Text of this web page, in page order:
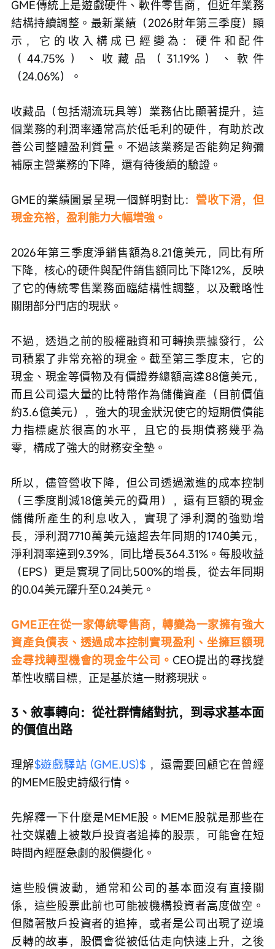
GME傳統上是遊戲硬件、軟件零售商，但近年業務
結構持續調整。最新業績（2026財年第三季度）顯
示，它的收入構成已經變為：硬件和配件
（44.75%）、收藏品（31.19%）、軟件
（24.06%）。
收藏品（包括潮流玩具等）業務佔比顯著提升，這
個業務的利潤率通常高於低毛利的硬件，有助於改
善公司整體盈利質量。不過該業務是否能夠足夠彌
補原主營業務的下降，還有待後續的驗證。
GME的業績圖景呈現一個鮮明對比： 營收下滑，但
現金充裕，盈利能力大幅增強。
2026年第三季度淨銷售額為8.21億美元，同比有所
下降，核心的硬件與配件銷售額同比下降12%，反映
了它的傳統零售業務面臨結構性調整，以及戰略性
關閉部分門店的現狀。
不過，透過之前的股權融資和可轉換票據發行，公
司積累了非常充裕的現金。截至第三季度末，它的
現金、現金等價物及有價證券總額高達88億美元，
而且公司還大量的比特幣作為儲備資產（目前價值
約3.6億美元），強大的現金狀況使它的短期償債能
力指標處於很高的水平，且它的長期債務幾乎為
零，構成了強大的財務安全墊。
所以，儘管營收下降，但公司透過激進的成本控制
（三季度削減18億美元的費用），還有巨額的現金
儲備所產生的利息收入，實現了淨利潤的強勁增
長，淨利潤7710萬美元遠超去年同期的1740美元，
淨利潤率達到9.39%，同比增長364.31%。每股收益
（EPS）更是實現了同比500%的增長，從去年同期
的0.04美元躍升至0.24美元。
GME正在從一家傳統零售商，轉變為一家擁有強大
資產負債表、透過成本控制實現盈利、坐擁巨額現
金尋找轉型機會的現金牛公司。 CEO提出的尋找變
革性收購目標，正是基於這一財務現狀。
3、敘事轉向：從社群情緒對抗，到尋求基本面
的價值出路
理解$遊戲驛站 (GME.US)$ ，還需要回顧它在曾經
的MEME股史詩級行情。
先解釋一下什麼是MEME股。MEME股就是那些在
社交媒體上被散戶投資者追捧的股票，可能會在短
時間內經歷急劇的股價變化。
這些股價波動，通常和公司的基本面沒有直接關
係，這些股票此前也可能被機構投資者高度做空。
但隨著散戶投資者的追捧，或者是公司出現了逆境
反轉的故事，股價會從被低估走向快速上升，之後